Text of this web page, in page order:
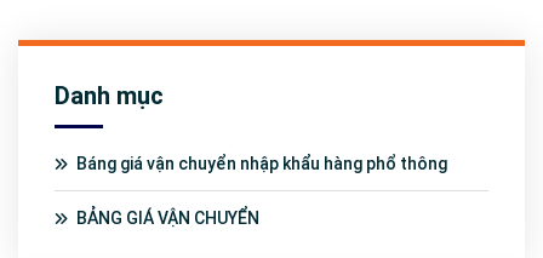
Danh mục
Báng giá vận chuyển nhập khẩu hàng phổ thông
BẢNG GIÁ VẬN CHUYỂN